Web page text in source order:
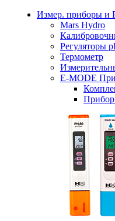
Измер. приборы и
Mars Hydro
Регуляторы
Термометр
E-MODE